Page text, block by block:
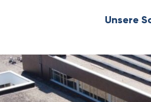
Unsere